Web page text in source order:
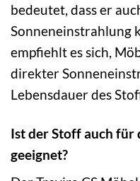
bedeutet, dass er
Sonneneinstrahlung
empfiehlt es sich,
direkter
Lebensdauer des
Ist der Stoff auch für
geeignet?